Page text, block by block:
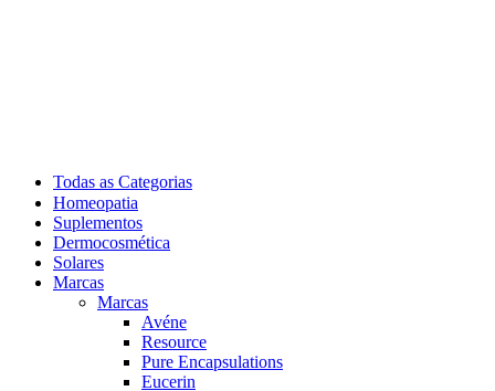
Todas as Categorias
Homeopatia
Suplementos
Dermocosmética
Solares
Marcas
Marcas
Avéne
Resource
Pure Encapsulations
Eucerin